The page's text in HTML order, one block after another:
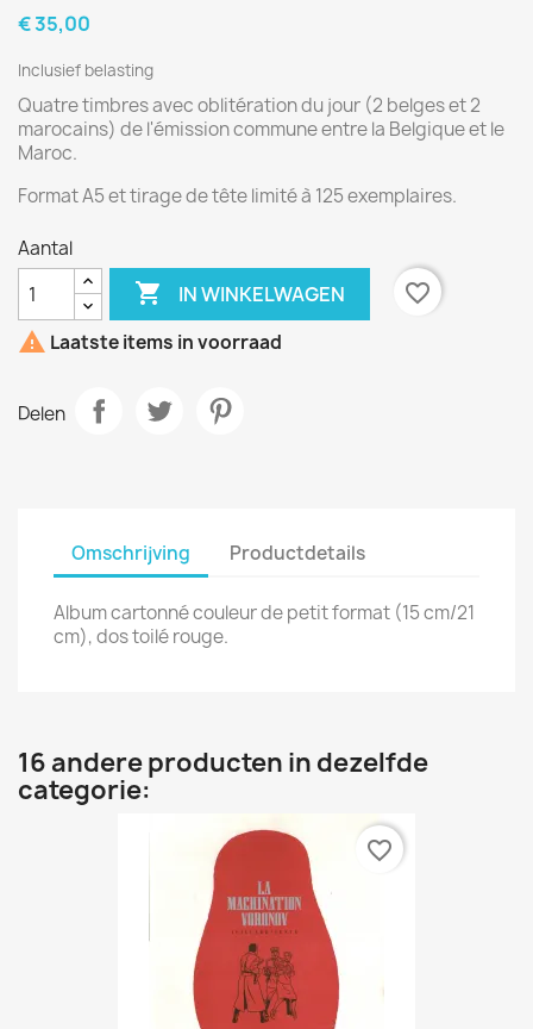
€ 35,00
Inclusief belasting
Quatre timbres avec oblitération du jour (2 belges et 2
marocains) de l'émission commune entre la Belgique et le
Maroc.
Format A5 et tirage de tête limité à 125 exemplaires.
Aantal
 IN WINKELWAGEN
favorite_border
 Laatste items in voorraad
Delen
Omschrijving Productdetails
Album cartonné couleur de petit format (15 cm/21
cm), dos toilé rouge.
16 andere producten in dezelfde
categorie:
favorite_border